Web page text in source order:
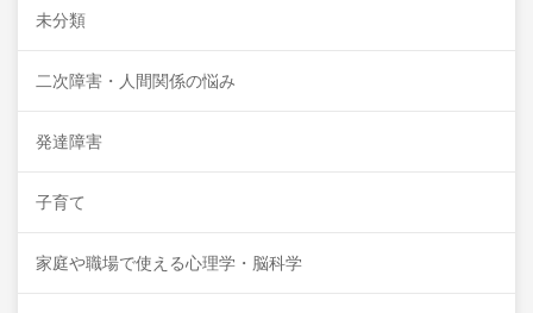
未分類
二次障害・人間関係の悩み
発達障害
子育て
家庭や職場で使える心理学・脳科学